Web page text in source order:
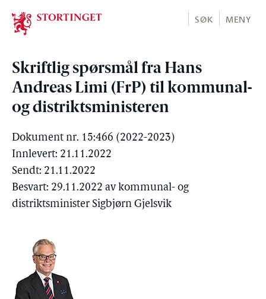
Stortinget.no
SØK MENY
Skriftlig spørsmål fra Hans
Andreas Limi (FrP) til kommunal-
og distriktsministeren
Dokument nr. 15:466 (2022-2023)
Innlevert: 21.11.2022
Sendt: 21.11.2022
Besvart: 29.11.2022 av kommunal- og
distriktsminister Sigbjørn Gjelsvik